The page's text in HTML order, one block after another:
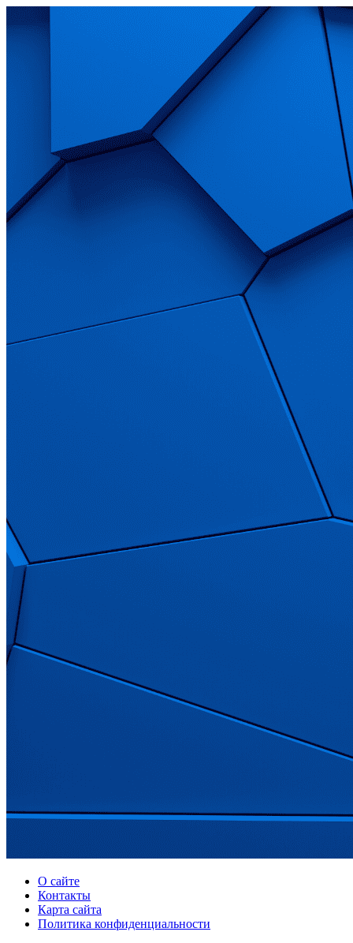
О сайте
Контакты
Карта сайта
Политика конфиденциальности